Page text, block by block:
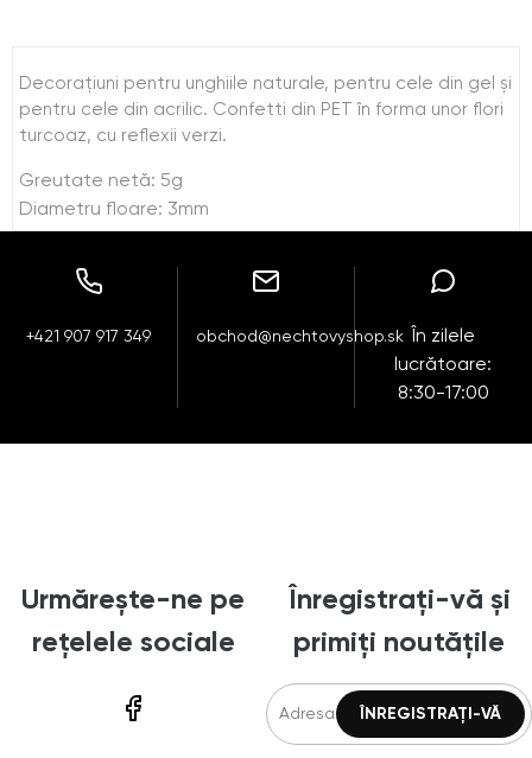
Decoraţiuni pentru unghiile naturale, pentru cele din gel şi
pentru cele din acrilic. Confetti din PET în forma unor flori
turcoaz, cu reflexii verzi.
Greutate netă: 5g
Diametru floare: 3mm
+421 907 917 349 obchod@nechtovyshop.sk
În zilele
lucrătoare:
8:30-17:00
Urmărește-ne pe
rețelele sociale
Înregistrați-vă și
primiți noutățile